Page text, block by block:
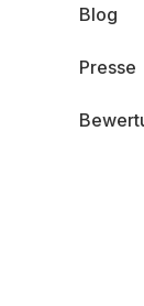
Blog
Presse